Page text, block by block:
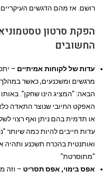
רושם. אז מהם הדגשים העיקריים
הפקת סרטון
החשובים
עדות של לקוחות אמיתיים –
מרגשים ומשכנעים, כאשר
הבאה: "המציג הינו שחקן".
האפקט החיובי שנוצר התאדה
או תדמית בהם ניתן ואף רצוי
עדות חייבים להיות כמה שיותר
ואותנטית בהכרח תשכנע ותהיה
"מתוסרטת"
אפס בימוי, אפס תסריט – וזה